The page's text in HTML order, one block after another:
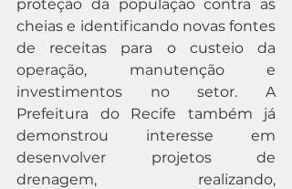
proteção da população contra as
cheias e identificando novas fontes
de receitas para o custeio da
operação, manutenção e
investimentos no setor. A
Prefeitura do Recife também já
demonstrou interesse em
desenvolver projetos de
drenagem, realizando,